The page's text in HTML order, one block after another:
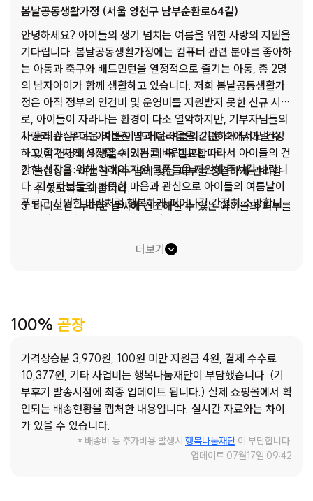
봄날공동생활가정 (서울 양천구 남부순환로64길)
안녕하세요? 아이들의 생기 넘치는 여름을 위한 사랑의 지원을
기다립니다. 봄날공동생활가정에는 컴퓨터 관련 분야를 좋아하
는 아동과 축구와 배드민턴을 열정적으로 즐기는 아동, 총 2명
의 남자아이가 함께 생활하고 있습니다. 저희 봄날공동생활가
정은 아직 정부의 인건비 및 운영비를 지원받지 못한 신규 시설
로, 아이들이 자라나는 환경이 다소 열악하지만, 기부자님들의
사랑과 관심으로 아이들이 뜨거운 여름의 기운 속에서도 건강
하고 활기차게 성장할 수 있기를 바랍니다. 따라서 아이들의 건
강한 성장을 위해 아래의 지원 물품들을 지원해 주시길 바랍니
다. 기부자님들의 따뜻한 마음과 관심으로 아이들의 여름날이
푸르고 시원한 바람처럼 행복하게 피어나길 간절히 소망합니
간이 여러분의 사랑과 함께 전해질 수 있기를 바랍니다. 아이들
의 꿈과 희망을 응원하며 함께 노력해나가겠습니다. 감사합니
물티슈: 무더운 여름철 땀과 더러움을 간편하게 닦아낼 수
있어 건강과 위생을 지키는 데 꼭 필요합니다.
클렌징폼: 여름철 자주 땀에 젖는 피부를 청결하게 관리할
수 있도록 도와줍니다.
바디로션: 무더운 날씨에 건조해질 수 있는 아이들의 피부를
시리얼: 바쁜 아침이나 간단한 식사 대용으로 아이들의 활력
있는 하루를 지켜줄 영양 간식입니다.
더보기
100% 곧장
가격상승분 3,970원, 100원 미만 지원금 4원, 결제 수수료
10,377원, 기타 사업비는 행복나눔재단이 부담했습니다. (기
부후기 발송시점에 최종 업데이트 됩니다.) 실제 쇼핑몰에서 확
인되는 배송현황을 캡처한 내용입니다. 실시간 자료와는 차이
가 있을 수 있습니다.
* 배송비 등 추가비용 발생시 행복나눔재단 이 부담합니다.
업데이트 07월17일 09:42